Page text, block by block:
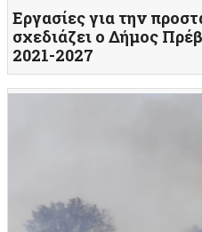
Εργασίες για την
σχεδιάζει ο Δήμος
2021-2027